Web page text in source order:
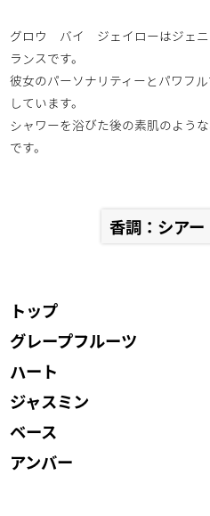
グロウ バイ ジェイローはジェニ
ランスです。
彼女のパーソナリティーとパワフ
しています。
シャワーを浴びた後の素肌のよう
です。
香調：シアー
トップ
グレープフルーツ
ハート
ジャスミン
ベース
アンバー